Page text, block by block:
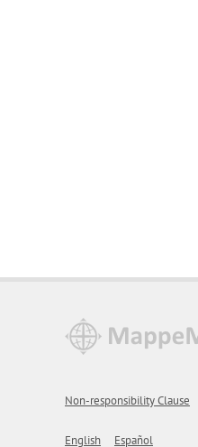
Non-responsibility Clause
English Español